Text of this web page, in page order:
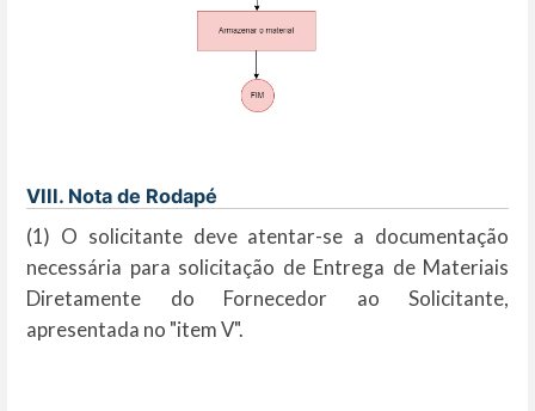
VIII. Nota de Rodapé
(1) O solicitante deve atentar-se a documentação
necessária para solicitação de Entrega de Materiais
Diretamente do Fornecedor ao Solicitante,
apresentada no "item V".